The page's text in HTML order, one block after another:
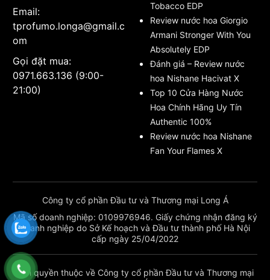
Email:
tprofumo.longa@gmail.c
om
Gọi đặt mua:
0971.663.136 (9:00-
21:00)
Tobacco EDP
Review nước hoa Giorgio
Armani Stronger With You
Absolutely EDP
Đánh giá – Review nước
hoa Nishane Hacivat X
Top 10 Cửa Hàng Nước
Hoa Chính Hãng Uy Tín
Authentic 100%
Review nước hoa Nishane
Fan Your Flames X
Công ty cổ phần Đầu tư và Thương mại Long Á
Mã số doanh nghiệp: 0109976946. Giấy chứng nhận đăng ký
doanh nghiệp do Sở Kế hoạch và Đầu tư thành phố Hà Nội
cấp ngày 25/04/2022
Bản quyền thuộc về Công ty cổ phần Đầu tư và Thương mại